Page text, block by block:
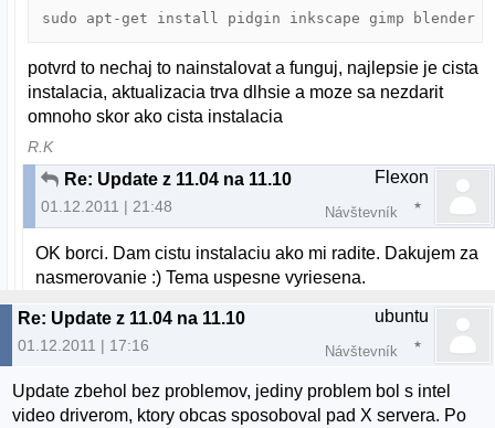
sudo apt-get install pidgin inkscape gimp blender
potvrd to nechaj to nainstalovat a funguj, najlepsie je cista
instalacia, aktualizacia trva dlhsie a moze sa nezdarit
omnoho skor ako cista instalacia
R.K
Re: Update z 11.04 na 11.10
01.12.2011 | 21:48
Flexon
Návštevník
OK borci. Dam cistu instalaciu ako mi radite. Dakujem za
nasmerovanie :) Tema uspesne vyriesena.
Re: Update z 11.04 na 11.10
01.12.2011 | 17:16
ubuntu
Návštevník
Update zbehol bez problemov, jediny problem bol s intel
video driverom, ktory obcas sposoboval pad X servera. Po